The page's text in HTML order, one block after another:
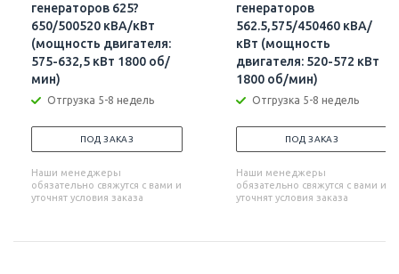
генераторов 625?
650/500520 кВА/кВт
(мощность двигателя:
575-632,5 кВт 1800 об/
мин)
Отгрузка 5-8 недель
ПОД ЗАКАЗ
Наши менеджеры
обязательно свяжутся с вами и
уточнят условия заказа
генераторов
562.5,575/450460 кВА/
кВт (мощность
двигателя: 520-572 кВт
1800 об/мин)
Отгрузка 5-8 недель
ПОД ЗАКАЗ
Наши менеджеры
обязательно свяжутся с вами и
уточнят условия заказа